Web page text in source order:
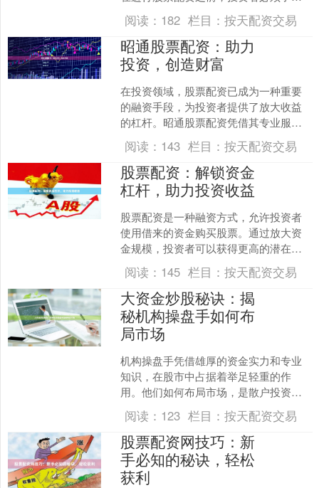
配资要求，以确保自身符合资格。 **1.
资金门槛** 不....
阅读： 182 栏目： 按天配资交易
昭通股票配资：助力
投资，创造财富
在投资领域，股票配资已成为一种重要
的融资手段，为投资者提供了放大收益
的杠杆。昭通股票配资凭借其专业服务
和灵活的融资方案，助力投资者把握市
场机遇，创造财富。 昭通....
阅读： 143 栏目： 按天配资交易
股票配资：解锁资金
杠杆，助力投资收益
股票配资是一种融资方式，允许投资者
使用借来的资金购买股票。通过放大资
金规模，投资者可以获得更高的潜在收
益。 **配资杠杆的优势** * **放大收益：
**杠杆效....
阅读： 145 栏目： 按天配资交易
大资金炒股秘诀：揭
秘机构操盘手如何布
局市场
机构操盘手凭借雄厚的资金实力和专业
知识，在股市中占据着举足轻重的作
用。他们如何布局市场，是散户投资者
亟待了解的秘诀。 **1. 趋势跟踪：** 机
构操盘手善于把....
阅读： 123 栏目： 按天配资交易
股票配资网技巧：新
手必知的秘诀，轻松
获利